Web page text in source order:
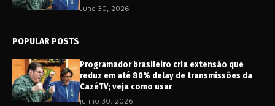
June 30, 2026
POPULAR POSTS
Programador brasileiro cria extensão que
reduz em até 80% delay de transmissões da
CazéTV; veja como usar
junho 30, 2026